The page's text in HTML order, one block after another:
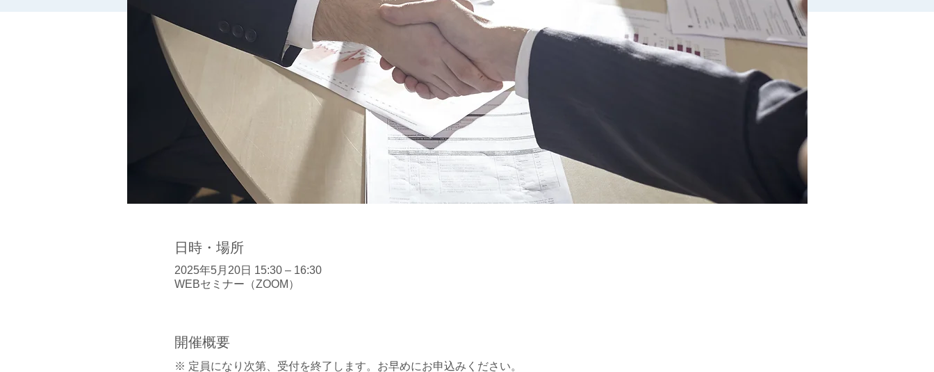
日時・場所
2025年5月20日 15:30 – 16:30
WEBセミナー（ZOOM）
開催概要
※ 定員になり次第、受付を終了します。お早めにお申込みください。